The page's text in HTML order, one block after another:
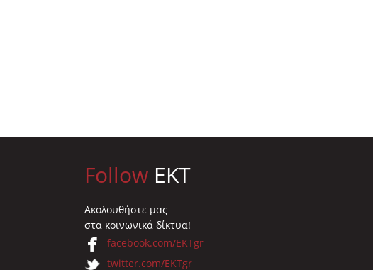
Follow EKT
Ακολουθήστε μας
στα κοινωνικά δίκτυα!
facebook.com/EKTgr
twitter.com/EKTgr